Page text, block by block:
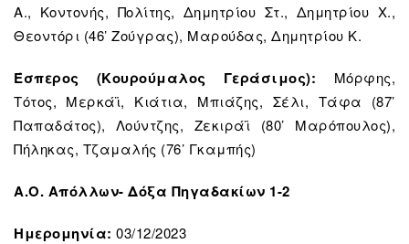
Α., Κοντονής, Πολίτης, Δημητρίου Στ., Δημητρίου Χ.,
Θεοντόρι (46’ Ζούγρας), Μαρούδας, Δημητρίου Κ.
Έσπερος (Κουρούμαλος Γεράσιμος): Μόρφης,
Τότος, Μερκάϊ, Κιάτια, Μπιάζης, Σέλι, Τάφα (87’
Παπαδάτος), Λούντζης, Ζεκιράϊ (80’ Μαρόπουλος),
Πήληκας, Τζαμαλής (76’ Γκαμπής)
Α.Ο. Απόλλων- Δόξα Πηγαδακίων 1-2
Ημερομηνία: 03/12/2023